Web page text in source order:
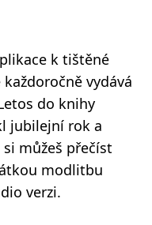
k tištěné
vydává
do knihy
jubilejní rok a
můžeš přečíst
modlitbu
verzi.